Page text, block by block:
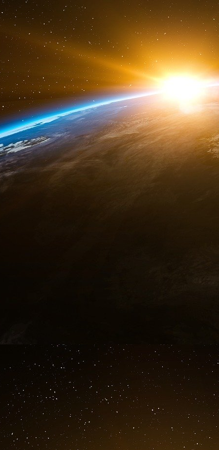
Il fallait un sacré coup de main, pour passer
dans une autre affaire, à celui de responsable
notre pays. Nous avons appris : Lahoud
occuper sa fonction. On le voulait dans la
sorte de programme de reclassement des
Nous en doutons.
En tout cas, à la même époque, on note un
hommes : Denis Robert, journaliste
d’un « audit » dans la même entreprise,
vendant les petits secrets de son enquête.
« Par hasard, » comme le note ironique Eric
derniers, Robert présente Bourges à
Robert est le neveu du général Philippe
EADS, au détriment des règles de
Villepin. Il est aussi le « corbeau, » auteur
auprès du juge Renaud Van Ruymbeke.
Il n’en a pas la carrure. Surprenant chez un
chez lui un comportement peu en rapport
ancien patron, Jean-Luc Lagardère, mort
russes. Pourquoi pas ? Mais au poste qu’il
dans la presse sur un tel sujet.